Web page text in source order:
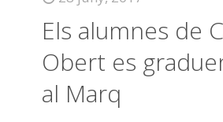
Els alumnes de
Obert es
al Marq